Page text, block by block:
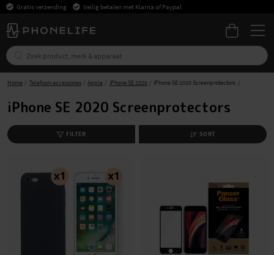
Gratis verzending Veilig betalen met Klarna of Paypal
Home Telefoon-accessoires Apple iPhone SE 2020 iPhone SE 2020 Screenprotectors
iPhone SE 2020 Screenprotectors
FILTER SORT